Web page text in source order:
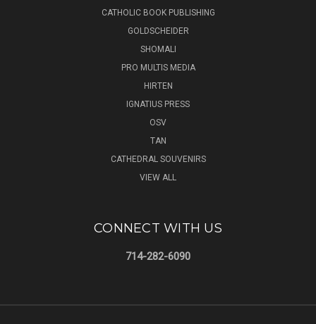
CATHOLIC BOOK PUBLISHING
GOLDSCHEIDER
SHOMALI
PRO MULTIS MEDIA
HIRTEN
IGNATIUS PRESS
OSV
TAN
CATHEDRAL SOUVENIRS
VIEW ALL
CONNECT WITH US
714-282-6090